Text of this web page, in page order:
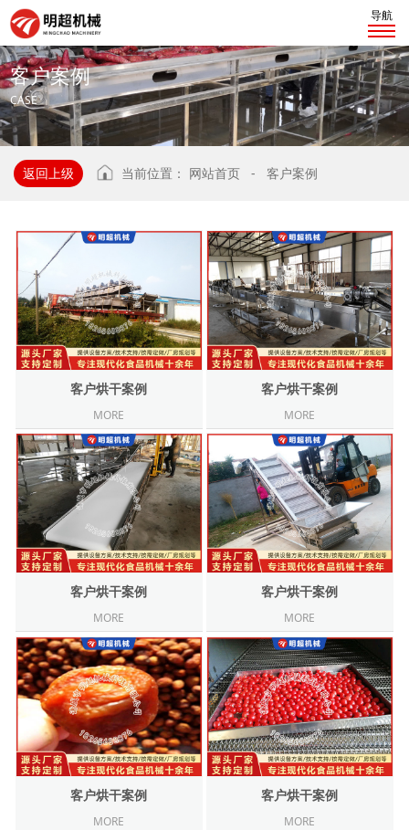
导航
客户案例
CASE
返回上级 当前位置： 网站首页 - 客户案例
客户烘干案例
MORE
客户烘干案例
MORE
客户烘干案例
MORE
客户烘干案例
MORE
客户烘干案例
MORE
客户烘干案例
MORE